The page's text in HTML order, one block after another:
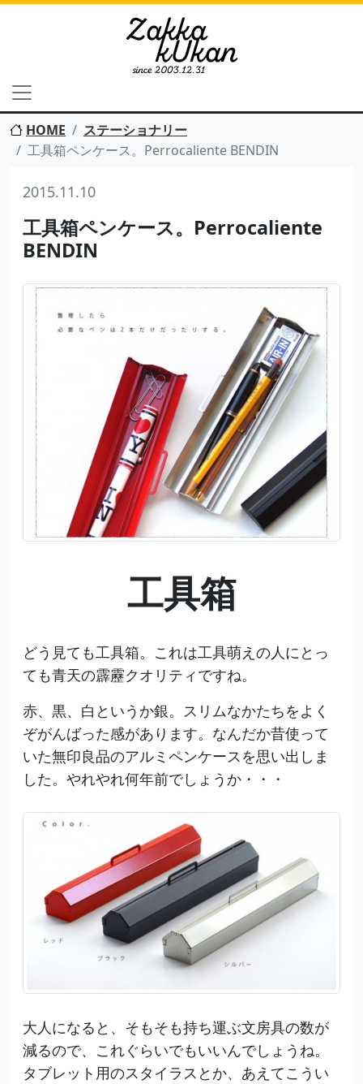
HOME
ステーショナリー
工具箱ペンケース。Perrocaliente BENDIN
2015.11.10
工具箱ペンケース。Perrocaliente
BENDIN
工具箱
どう見ても工具箱。これは工具萌えの人にとっ
ても青天の霹靂クオリティですね。
赤、黒、白というか銀。スリムなかたちをよく
ぞがんばった感があります。なんだか昔使って
いた無印良品のアルミペンケースを思い出しま
した。やれやれ何年前でしょうか・・・
大人になると、そもそも持ち運ぶ文房具の数が
減るので、これぐらいでもいいんでしょうね。
タブレット用のスタイラスとか、あえてこうい